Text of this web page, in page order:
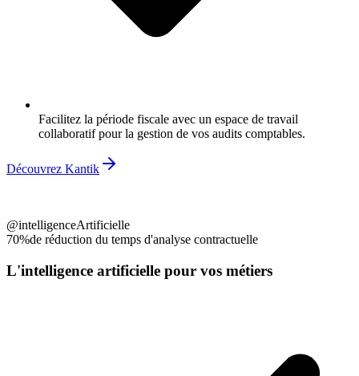
Facilitez la période fiscale avec un espace de travail
collaboratif pour la gestion de vos audits comptables.
Découvrez Kantik
@intelligenceArtificielle
70%de réduction du temps d'analyse contractuelle
L'intelligence artificielle pour vos métiers